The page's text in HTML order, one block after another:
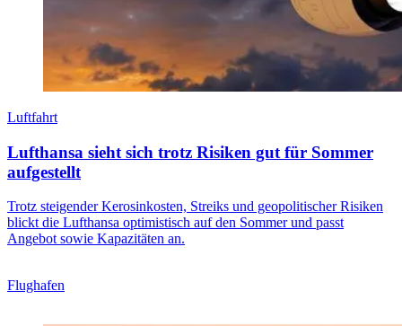
Luftfahrt
Lufthansa sieht sich trotz Risiken gut für Sommer
aufgestellt
Trotz steigender Kerosinkosten, Streiks und geopolitischer Risiken
blickt die Lufthansa optimistisch auf den Sommer und passt
Angebot sowie Kapazitäten an.
Flughafen